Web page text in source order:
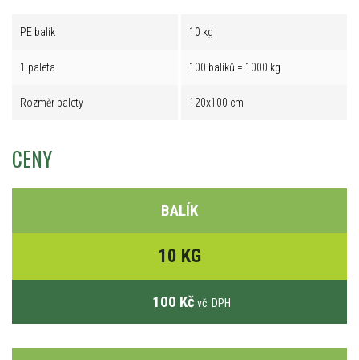
PE balík 10 kg
1 paleta 100 balíků = 1000 kg
Rozměr palety 120x100 cm
CENY
BALÍK
10 KG
100 Kč vč. DPH